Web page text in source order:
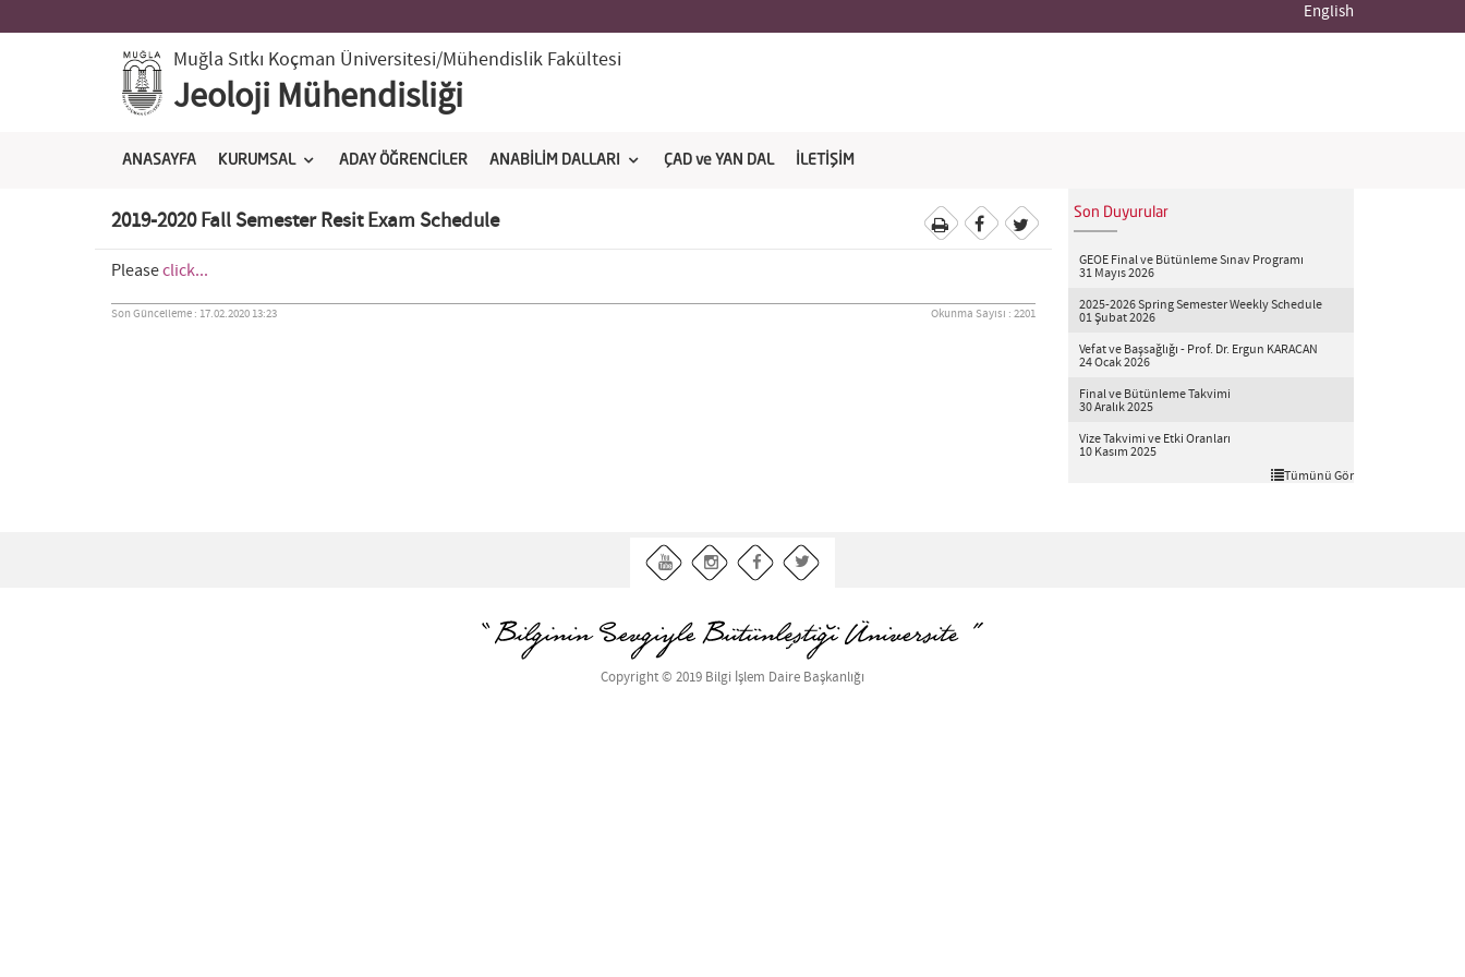
English
Muğla Sıtkı Koçman Üniversitesi/Mühendislik Fakültesi
Jeoloji Mühendisliği
ANASAYFA KURUMSAL ADAY ÖĞRENCİLER ANABİLİM DALLARI ÇAD ve YAN DAL İLETİŞİM
2019-2020 Fall Semester Resit Exam Schedule
Pleaseclick...
Son Güncelleme : 17.02.2020 13:23 Okunma Sayısı : 2201
Son Duyurular
GEOE Final ve Bütünleme Sınav Programı
31 Mayıs 2026
2025-2026 Spring Semester Weekly Schedule
01 Şubat 2026
Vefat ve Başsağlığı - Prof. Dr. Ergun KARACAN
24 Ocak 2026
Final ve Bütünleme Takvimi
30 Aralık 2025
Vize Takvimi ve Etki Oranları
10 Kasım 2025
Tümünü Gör
Copyright © 2019 Bilgi İşlem Daire Başkanlığı